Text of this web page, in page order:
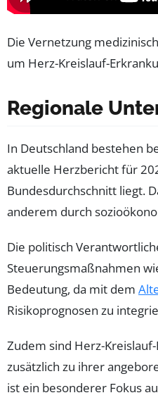
Die Vernetzung
um Herz-Kreislauf-
Regionale
In Deutschland bestehen
aktuelle Herzbericht für
Bundesdurchschnitt liegt.
anderem durch
Die politisch
Steuerungsmaßnahmen
Bedeutung, da mit dem
Risikoprognosen zu
Zudem sind Herz-
zusätzlich zu ihrer
ist ein besonderer Fokus